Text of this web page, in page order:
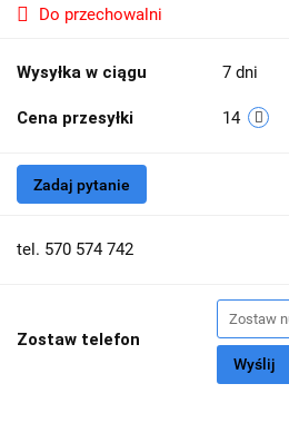
Do przechowalni
Wysyłka w ciągu 7 dni
Cena przesyłki 14
Zadaj pytanie
tel. 570 574 742
Zostaw telefon
Wyślij